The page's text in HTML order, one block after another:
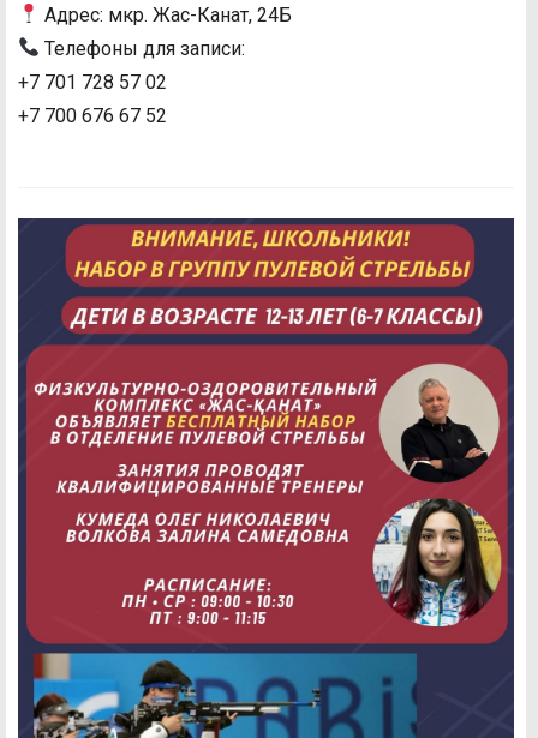
Адрес: мкр. Жас-Канат, 24Б
Телефоны для записи:
+7 701 728 57 02
+7 700 676 67 52